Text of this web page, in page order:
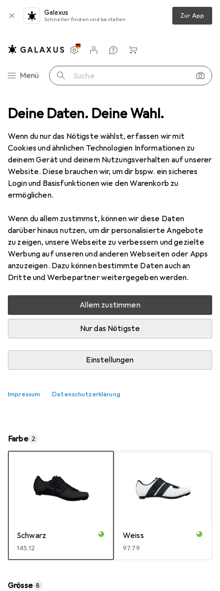
Deine Daten. Deine Wahl.
Wenn du nur das Nötigste wählst, erfassen wir mit
Cookies und ähnlichen Technologien Informationen zu
deinem Gerät und deinem Nutzungsverhalten auf unserer
Website. Diese brauchen wir, um dir bspw. ein sicheres
Login und Basisfunktionen wie den Warenkorb zu
ermöglichen.
Wenn du allem zustimmst, können wir diese Daten
darüber hinaus nutzen, um dir personalisierte Angebote
zu zeigen, unsere Webseite zu verbessern und gezielte
Werbung auf unseren und anderen Webseiten oder Apps
anzuzeigen. Dazu können bestimmte Daten auch an
Dritte und Werbepartner weitergegeben werden.
Allem zustimmen
Nur das Nötigste
Einstellungen
Impressum Datenschutzerklärung
Galaxus
Schneller finden und bestellen Zur App
Navigation nach Kategorien
Menü Suche
Einstellungen
Kundenkonto
Vergleichslisten
Merklisten
Warenkorb
Veloschuhe + Zubehör Veloschuhe Fizik Tempo R5 Powerstrap
7 Bilder
FizikTempo R5 Powerstrap
Preis in EUR inkl. MwSt.
EUR
145,12
6
Bewertungen Marke
Mehr von Fizik
Zwischen Do, 13.8. und Mi, 19.8. geliefert
Mehr als 10 Stück an Lager beim Lieferanten
Lieferort angeben für genaue Lieferzeit
In den Warenkorb
Farbe 2
Schwarz
EUR
145,12
Weiss
EUR
97,79
Grösse 8